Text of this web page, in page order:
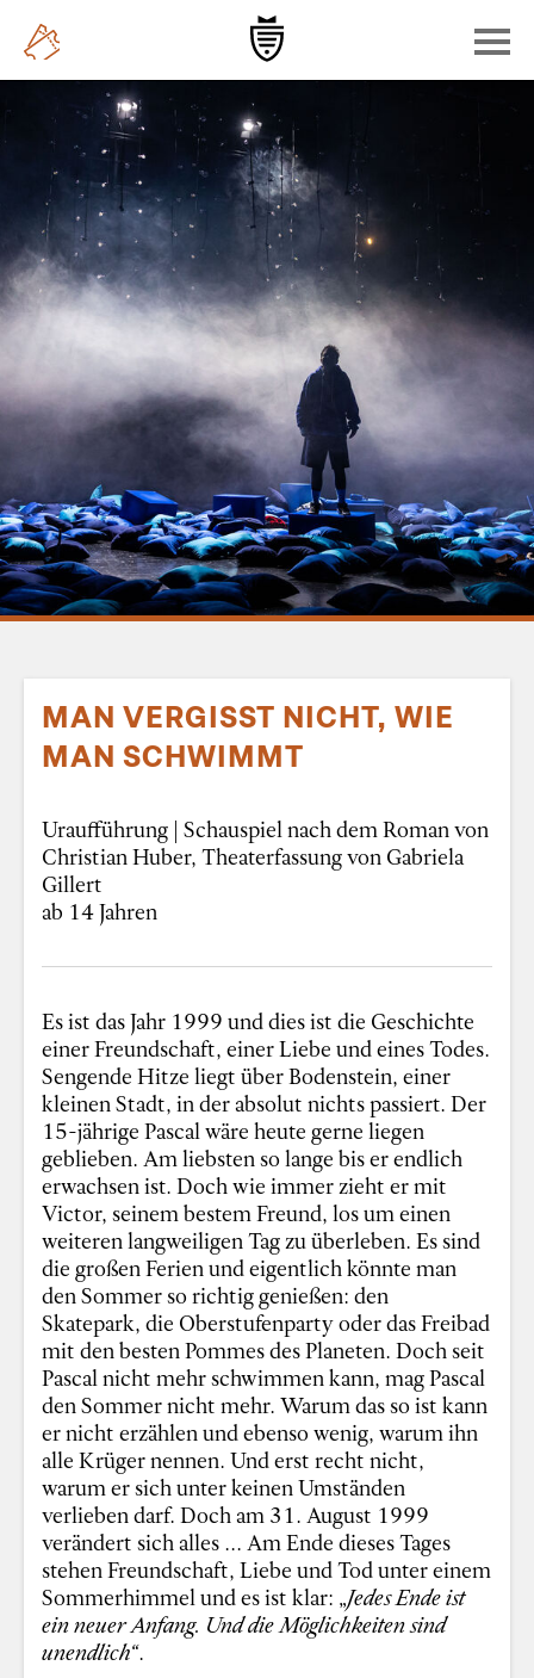
MAN VERGISST NICHT, WIE
MAN SCHWIMMT
Uraufführung | Schauspiel nach dem Roman von
Christian Huber, Theaterfassung von Gabriela
Gillert
ab 14 Jahren
Es ist das Jahr 1999 und dies ist die Geschichte
einer Freundschaft, einer Liebe und eines Todes.
Sengende Hitze liegt über Bodenstein, einer
kleinen Stadt, in der absolut nichts passiert. Der
15-jährige Pascal wäre heute gerne liegen
geblieben. Am liebsten so lange bis er endlich
erwachsen ist. Doch wie immer zieht er mit
Victor, seinem bestem Freund, los um einen
weiteren langweiligen Tag zu überleben. Es sind
die großen Ferien und eigentlich könnte man
den Sommer so richtig genießen: den
Skatepark, die Oberstufenparty oder das Freibad
mit den besten Pommes des Planeten. Doch seit
Pascal nicht mehr schwimmen kann, mag Pascal
den Sommer nicht mehr. Warum das so ist kann
er nicht erzählen und ebenso wenig, warum ihn
alle Krüger nennen. Und erst recht nicht,
warum er sich unter keinen Umständen
verlieben darf. Doch am 31. August 1999
verändert sich alles ... Am Ende dieses Tages
stehen Freundschaft, Liebe und Tod unter einem
Sommerhimmel und es ist klar: „Jedes Ende ist
ein neuer Anfang. Und die Möglichkeiten sind
unendlich“.